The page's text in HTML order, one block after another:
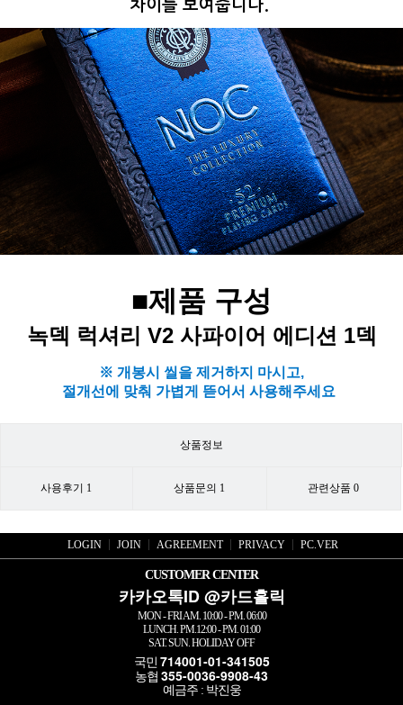
차이를 보여줍니다.
■제품 구성
녹덱 럭셔리 V2 사파이어 에디션 1덱
※ 개봉시 씰을 제거하지 마시고,
절개선에 맞춰 가볍게 뜯어서 사용해주세요​
상품정보
사용후기 1 상품문의 1 관련상품0
LOGIN JOIN AGREEMENT PRIVACY PC.VER
CUSTOMER CENTER
카카오톡ID @카드홀릭
MON - FRI AM. 10:00 - PM. 06:00
LUNCH. PM.12:00 - PM. 01:00
SAT. SUN. HOLIDAY OFF
국민 714001-01-341505
농협 355-0036-9908-43
예금주 : 박진웅